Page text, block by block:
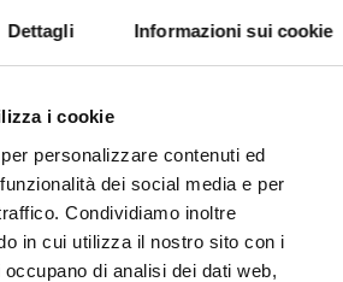
Dettagli Informazioni sui cookie
i cookie
personalizzare contenuti ed
dei social media e per
Condividiamo inoltre
in cui utilizza il nostro sito con i
di analisi dei dati web,